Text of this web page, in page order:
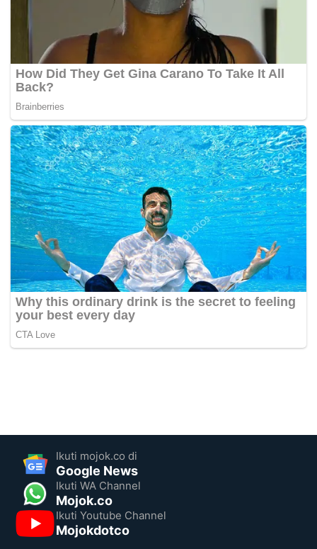
Ikuti mojok.co di
Google News
Ikuti WA Channel
Mojok.co
Ikuti Youtube Channel
Mojokdotco